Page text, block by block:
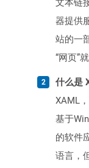
文本链
器提供
站的一
“网页”
什么是
XAML
基于
的软件
语言，